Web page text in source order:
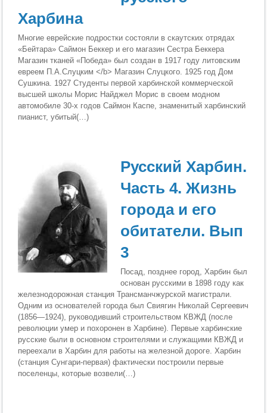
Харбина
Многие еврейские подростки состояли в скаутских отрядах
«Бейтара» Саймон Беккер и его магазин Сестра Беккера
Магазин тканей «Победа» был создан в 1917 году литовским
евреем П.А.Слуцким </b> Магазин Слуцкого. 1925 год Дом
Сушкина. 1927 Студенты первой харбинской коммерческой
высшей школы Морис Найджел Морис в своем модном
автомобиле 30-х годов Саймон Каспе, знаменитый харбинский
пианист, убитый(…)
Русский Харбин.
Часть 4. Жизнь
города и его
обитатели. Вып
3
Посад, позднее город, Харбин был
основан русскими в 1898 году как
железнодорожная станция Трансманчжурской магистрали.
Одним из основателей города был Свиягин Николай Сергеевич
(1856—1924), руководивший строительством КВЖД (после
революции умер и похоронен в Харбине). Первые харбинские
русские были в основном строителями и служащими КВЖД и
переехали в Харбин для работы на железной дороге. Харбин
(станция Сунгари-первая) фактически построили первые
поселенцы, которые возвели(…)